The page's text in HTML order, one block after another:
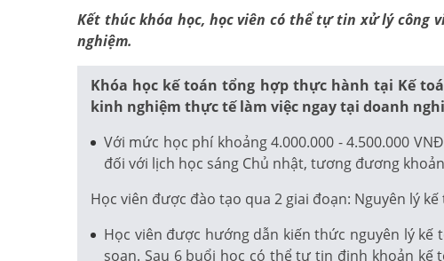
Kết thúc khóa học, học viên có thể tự tin xử lý công
nghiệm.
Khóa học kế toán tổng hợp thực hành tại Kế
kinh nghiệm thực tế làm việc ngay tại doanh
Với mức học phí khoảng 4.000.000 - 4.500.000
đối với lịch học sáng Chủ nhật, tương đương
Học viên được đào tạo qua 2 giai đoạn: Nguyên lý
Học viên được hướng dẫn kiến thức nguyên lý
soạn. Sau 6 buổi học có thể tự tin định khoản